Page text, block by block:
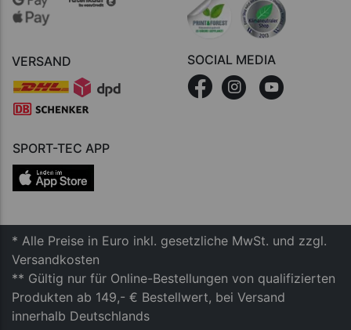
VERSAND SOCIAL MEDIA
SPORT-TEC APP
* Alle Preise in Euro inkl. gesetzliche MwSt. und zzgl.
Versandkosten
** Gültig nur für Online-Bestellungen von qualifizierten
Produkten ab 149,- € Bestellwert, bei Versand
innerhalb Deutschlands